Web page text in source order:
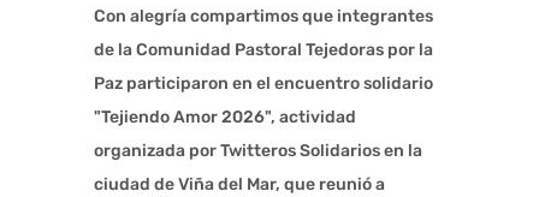
Con alegría compartimos que integrantes
de la Comunidad Pastoral Tejedoras por la
Paz participaron en el encuentro solidario
"Tejiendo Amor 2026", actividad
organizada por Twitteros Solidarios en la
ciudad de Viña del Mar, que reunió a